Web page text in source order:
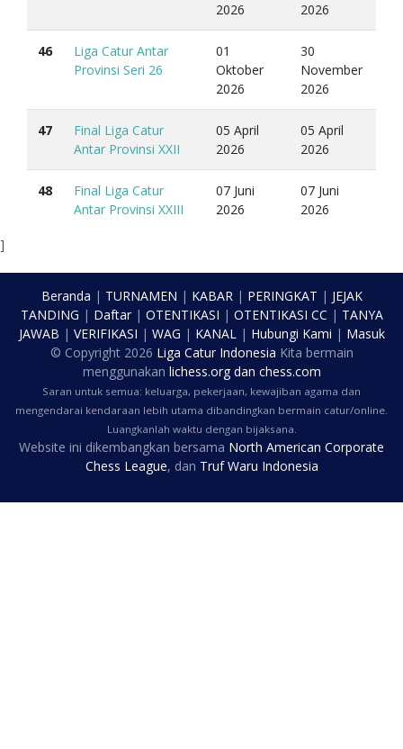
2026
2026
46
Liga Catur Antar
Provinsi Seri 26
01
Oktober
2026
30
November
2026
47
Final Liga Catur
Antar Provinsi XXII
05 April
2026
05 April
2026
48
Final Liga Catur
Antar Provinsi XXIII
07 Juni
2026
07 Juni
2026
]
Beranda | TURNAMEN | KABAR| PERINGKAT | JEJAK
TANDING | Daftar| OTENTIKASI | OTENTIKASI CC | TANYA
JAWAB | VERIFIKASI | WAG | KANAL| Hubungi Kami | Masuk
© Copyright 2026 Liga Catur Indonesia Kita bermain
menggunakan lichess.orgdan chess.com
Saran untuk semua: keluarga, pekerjaan, kewajiban agama dan
mengendarai kendaraan lebih utama dibandingkan bermain catur/online.
Luangkanlah waktu dengan bijaksana.
Website ini dikembangkan bersama North American Corporate
Chess League, dan Truf Waru Indonesia